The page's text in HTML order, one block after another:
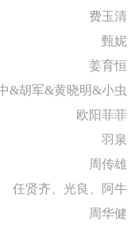
费玉清
甄妮
姜育恒
&胡军&黄晓明&小虫
欧阳菲菲
羽泉
周传雄
任贤齐、光良、阿牛
周华健